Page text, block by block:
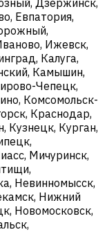
Евпатория,
Ижевск,
Калуга,
Камышин,
Чепецк,
Комсомольск-
Краснодар,
Кузнецк, Курган,
Мичуринск,
Невинномысск,
Нижний
Новомосковск,